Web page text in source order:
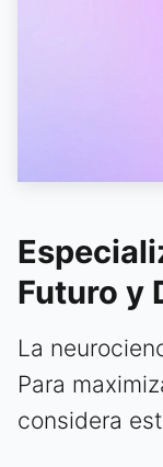
Futuro y
La
Para
considera